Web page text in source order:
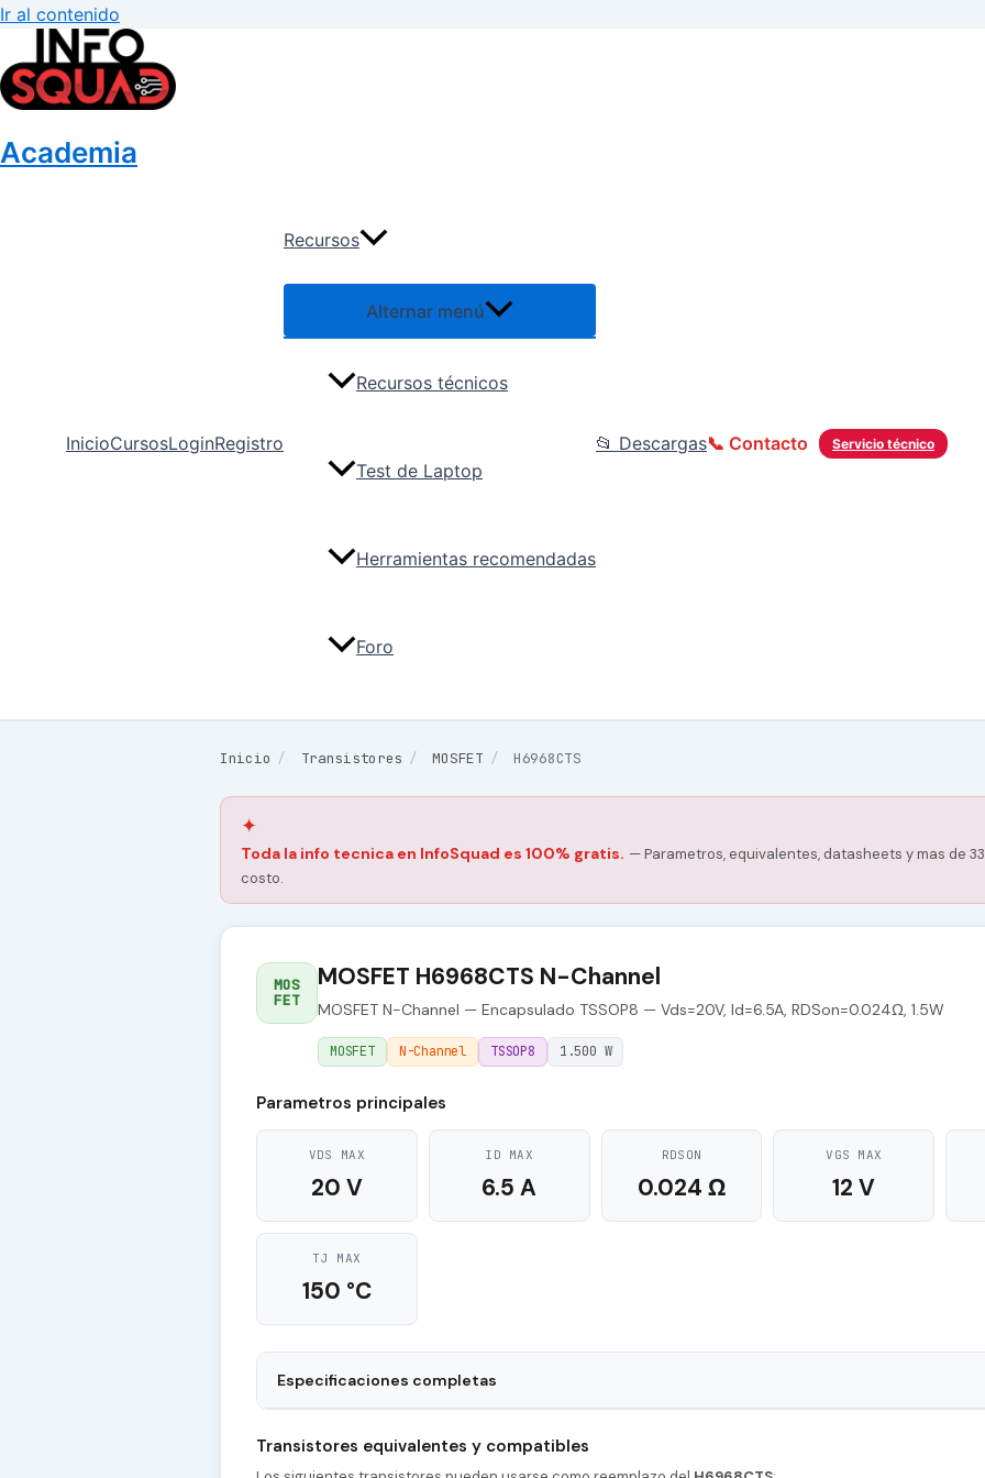
Ir al contenido
Academia
InicioCursosLoginRegistro
Recursos
Alternar menú
Recursos técnicos
Test de Laptop
Herramientas recomendadas
Foro
📂 Descargas Servicio técnico
📞 Contacto
Inicio / Transistores / MOSFET / H6968CTS
✦
Toda la info tecnica en InfoSquad es 100% gratis. — Parametros, equivalentes, datasheets y mas de
costo.
MOS
FET
MOSFET H6968CTS N-Channel
MOSFET N-Channel — Encapsulado TSSOP8 — Vds=20V, Id=6.5A, RDSon=0.024Ω, 1.5W
MOSFET N-Channel TSSOP8 1.500 W
Parametros principales
VDS MAX
20 V
ID MAX
6.5 A
RDSON
0.024 Ω
VGS MAX
12 V
TJ MAX
150 °C
Especificaciones completas
Transistores equivalentes y compatibles